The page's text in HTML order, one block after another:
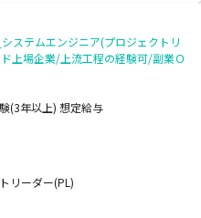
ステムエンジニア(プロジェクトリ
上場企業/上流工程の経験可/副業Ｏ
(3年以上) 想定給与
リーダー(PL)